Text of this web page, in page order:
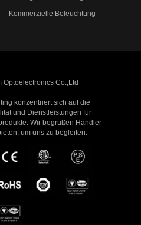
Kommerzielle Beleuchtung
Optoelectronics Co.,Ltd
konzentriert sich auf die
und Dienstleistungen für
Wir begrüßen Händler
um uns zu begleiten.